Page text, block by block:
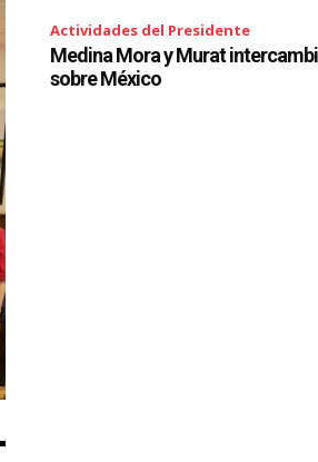
Actividades del Presidente
Medina Mora y Murat
sobre México